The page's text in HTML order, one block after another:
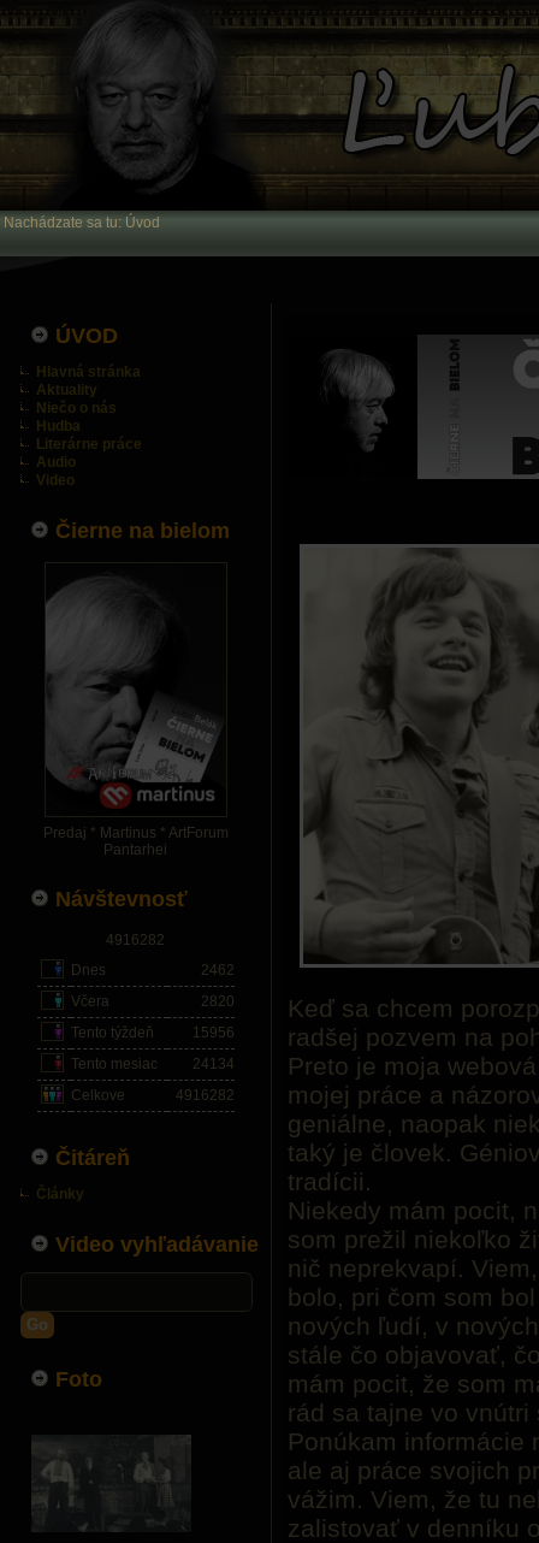
Nachádzate sa tu: Úvod
ÚVOD
Hlavná stránka
Aktuality
Niečo o nás
Hudba
Literárne práce
Audio
Video
Čierne na bielom
Predaj * Martinus * ArtForum
Pantarhei
Návštevnosť
4916282
Dnes
2462
Včera
2820
Tento týždeň
15956
Tento mesiac
24134
Celkove
4916282
Čitáreň
Články
Video vyhľadávanie
Go
Foto
Keď sa chcem
radšej pozvem na
Preto je moja
mojej práce a
geniálne, naopak
taký je človek.
tradícii.
Niekedy mám pocit,
som prežil niekoľko
nič neprekvapí.
bolo, pri čom som
nových ľudí, v
stále čo objavovať,
mám pocit, že som
rád sa tajne vo
Ponúkam informácie
ale aj práce svojich
vážim. Viem, že tu
zalistovať v denníku